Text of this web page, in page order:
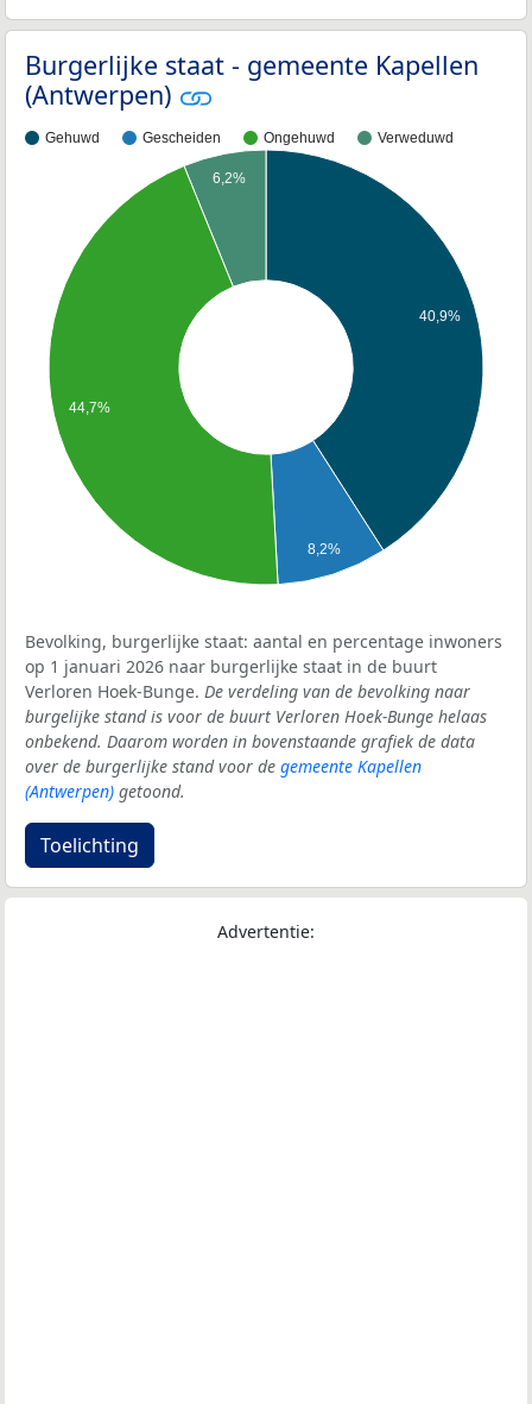
Burgerlijke staat - gemeente Kapellen
(Antwerpen)
Gehuwd Gescheiden Ongehuwd Verweduwd
40,9%
8,2%
6,2%
44,7%
Bevolking, burgerlijke staat: aantal en percentage inwoners
op 1 januari 2026 naar burgerlijke staat in de buurt
Verloren Hoek-Bunge. De verdeling van de bevolking naar
burgelijke stand is voor de buurt Verloren Hoek-Bunge helaas
onbekend. Daarom worden in bovenstaande grafiek de data
over de burgerlijke stand voor de gemeente Kapellen
(Antwerpen) getoond.
Toelichting
Advertentie: